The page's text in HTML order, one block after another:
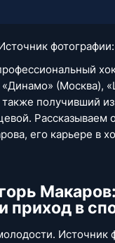
(Москва),
получивший
Рассказываем
его карьере в
Макаров:
приход в
Источник